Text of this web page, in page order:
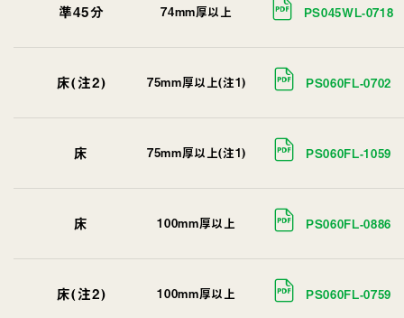
準45分 74mm厚以上 PS045WL-0718
床(注2) 75mm厚以上(注1) PS060FL-0702
床 75mm厚以上(注1) PS060FL-1059
床 100mm厚以上 PS060FL-0886
床(注2) 100mm厚以上 PS060FL-0759